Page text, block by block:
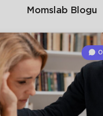
Momslab Blogu
0